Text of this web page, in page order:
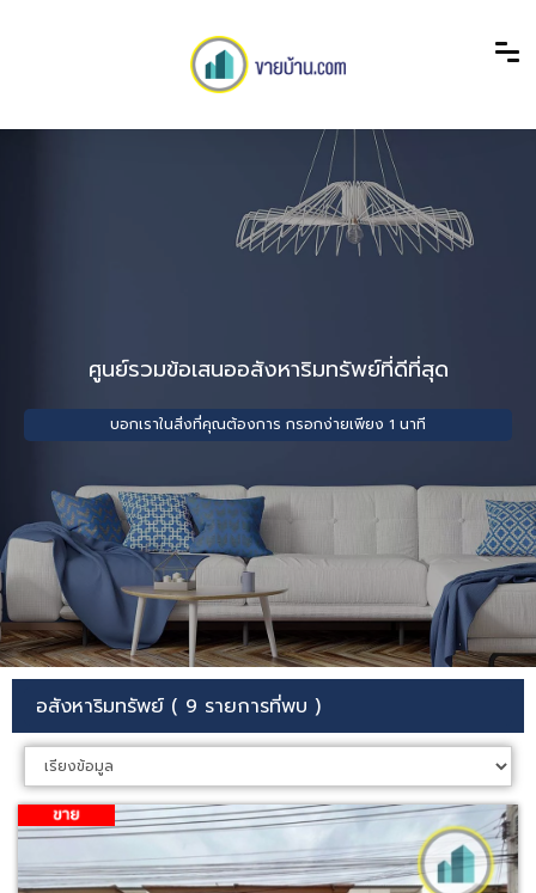
ศูนย์รวมข้อเสนออสังหาริมทรัพย์ที่ดีที่สุด
บอกเราในสิ่งที่คุณต้องการ กรอกง่ายเพียง 1 นาที
อสังหาริมทรัพย์ ( 9 รายการที่พบ )